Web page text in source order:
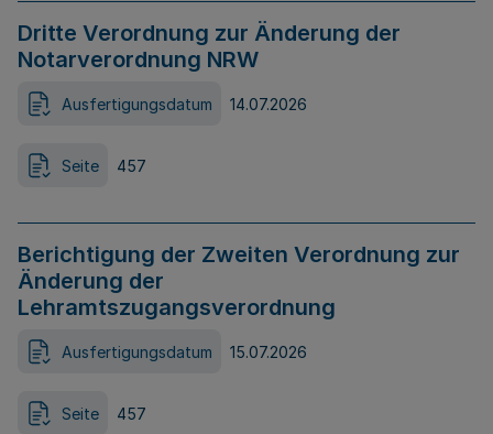
Dritte Verordnung zur Änderung der
Notarverordnung NRW
Ausfertigungsdatum 14.07.2026
Seite 457
Berichtigung der Zweiten Verordnung zur
Änderung der
Lehramtszugangsverordnung
Ausfertigungsdatum 15.07.2026
Seite 457